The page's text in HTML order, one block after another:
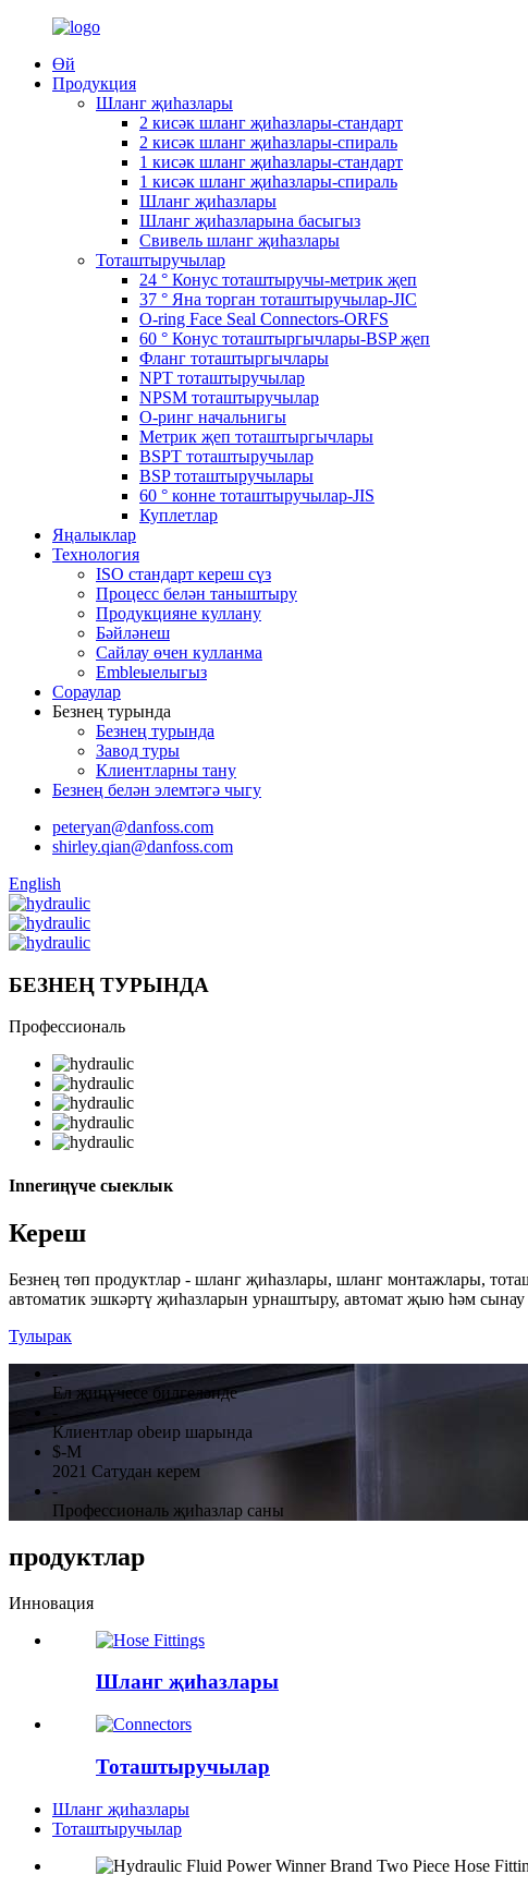
Өй
Продукция
Шланг җиһазлары
2 кисәк шланг җиһазлары-стандарт
2 кисәк шланг җиһазлары-спираль
1 кисәк шланг җиһазлары-стандарт
1 кисәк шланг җиһазлары-спираль
Шланг җиһазлары
Шланг җиһазларына басыгыз
Свивель шланг җиһазлары
Тоташтыручылар
24 ° Конус тоташтыручы-метрик җеп
37 ° Яна торган тоташтыручылар-JIC
O-ring Face Seal Connectors-ORFS
60 ° Конус тоташтыргычлары-BSP җеп
Фланг тоташтыргычлары
NPT тоташтыручылар
NPSM тоташтыручылар
О-ринг начальнигы
Метрик җеп тоташтыргычлары
BSPT тоташтыручылар
BSP тоташтыручылары
60 ° конне тоташтыручылар-JIS
Куплетлар
Яңалыклар
Технология
ISO стандарт кереш сүз
Процесс белән таныштыру
Продукцияне куллану
Бәйләнеш
Сайлау өчен кулланма
Embleыелыгыз
Сораулар
Безнең турында
Безнең турында
Завод туры
Клиентларны тану
Безнең белән элемтәгә чыгу
peteryan@danfoss.com
shirley.qian@danfoss.com
English
БЕЗНЕҢ ТУРЫНДА
Профессиональ
Innerиңүче сыеклык
Кереш
Безнең төп продуктлар - шланг җиһазлары, шланг монтажлары,
автоматик эшкәртү җиһазларын урнаштыру, автомат җыю һәм
Тулырак
-
Ел җиңүчесе билгеләнде
-
Клиентлар obeир шарында
$-M
2021 Сатудан керем
-
Профессиональ җиһазлар саны
продуктлар
Инновация
Шланг җиһазлары
Тоташтыручылар
Шланг җиһазлары
Тоташтыручылар